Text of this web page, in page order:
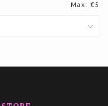
Max: €5